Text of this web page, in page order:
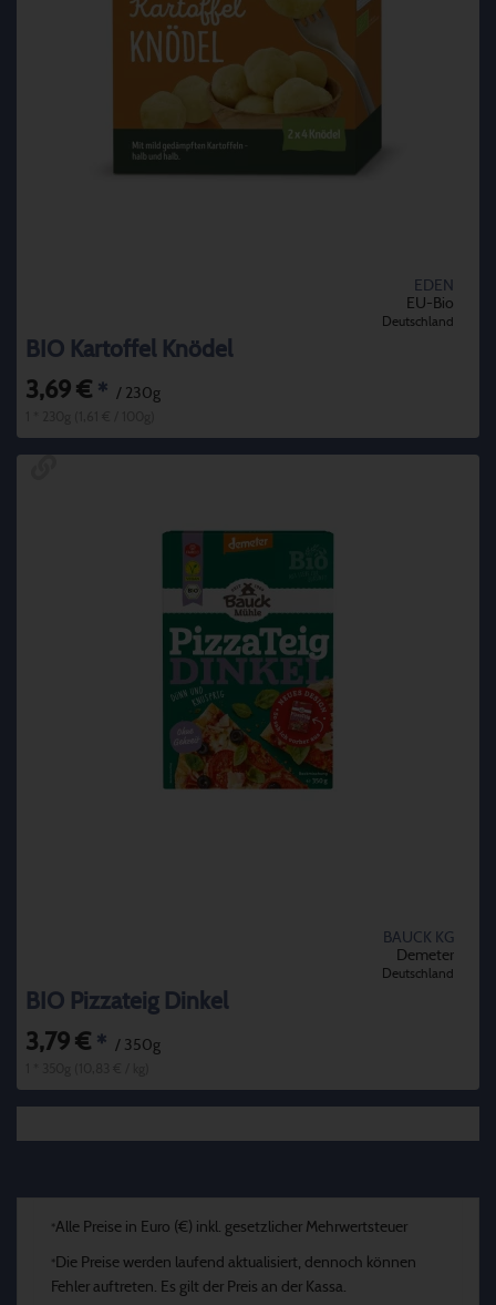
EDEN
EU-Bio
Deutschland
BIO Kartoffel Knödel
3,69 € * / 230g
BAUCK KG
Demeter
Deutschland
BIO Pizzateig Dinkel
3,79 € * / 350g
*Alle Preise in Euro (€) inkl. gesetzlicher Mehrwertsteuer
* Die Preise werden laufend aktualisiert, dennoch können
Fehler auftreten. Es gilt der Preis an der Kassa.